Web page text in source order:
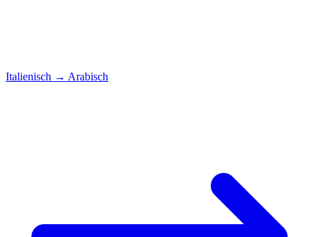
Italienisch → Arabisch